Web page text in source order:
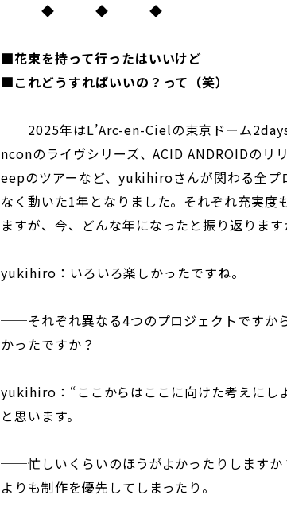
◆ ◆ ◆
■花束を持って行ったはいいけど
■これどうすればいいの？って（笑）
──2025年はL’Arc-en-Cielの東京ドーム
nconのライヴシリーズ、ACID ANDROIDのリ
eepのツアーなど、yukihiroさんが関わる全プ
なく動いた1年となりました。それぞれ充実度
ますが、今、どんな年になったと振り返ります
yukihiro：いろいろ楽しかったですね。
──それぞれ異なる4つのプロジェクトですか
かったですか？
yukihiro：“ここからはここに向けた考えにし
と思います。
──忙しいくらいのほうがよかったりしますか
よりも制作を優先してしまったり。